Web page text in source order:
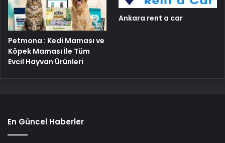
Petmona : Kedi Maması ve
Köpek Maması İle Tüm
Evcil Hayvan Ürünleri
Ankara rent a car
En Güncel Haberler